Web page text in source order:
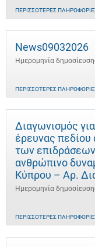
ΠΕΡΙΣΣΌΤΕΡΕΣ
News09032026
Ημερομηνία
ΠΕΡΙΣΣΌΤΕΡΕΣ
Διαγωνισμός
έρευνας πεδίου
των
ανθρώπινο
Κύπρου – Αρ.
Ημερομηνία
ΠΕΡΙΣΣΌΤΕΡΕΣ